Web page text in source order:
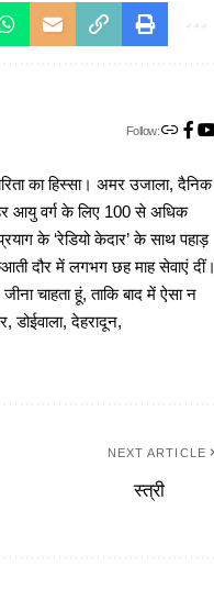
Follow:
का हिस्सा। अमर उजाला, दैनिक
हर आयु वर्ग के लिए 100 से अधिक
के ‘रेडियो केदार’ के साथ पहाड़
दौर में लगभग छह माह सेवाएं दीं।
चाहता हूं, ताकि बाद में ऐसा न
डोईवाला, देहरादून,
NEXT ARTICLE
स्त्री